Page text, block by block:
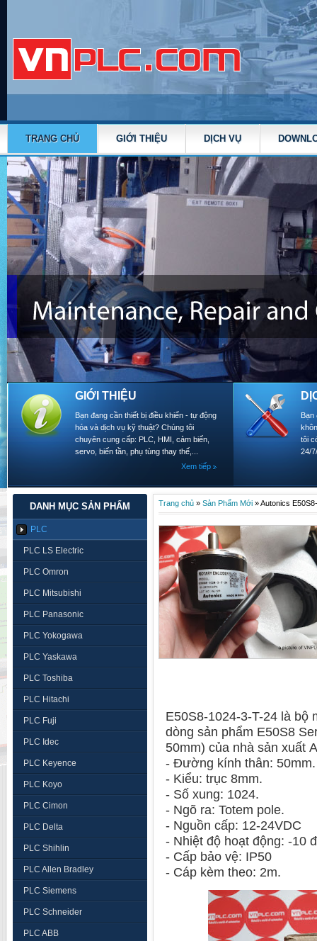
TRANG CHỦ GIỚI THIỆU DỊCH VỤ
GIỚI THIỆU
Bạn đang cần thiết bị điều khiển - tự động
hóa và dịch vụ kỹ thuật? Chúng tôi
chuyên cung cấp: PLC, HMI, cảm biến,
servo, biến tần, phụ tùng thay thế,...
Xem tiếp
Bạn
tôi
24/
DANH MỤC SẢN PHẨM
PLC
PLC LS Electric
PLC Omron
PLC Mitsubishi
PLC Panasonic
PLC Yokogawa
PLC Yaskawa
PLC Toshiba
PLC Hitachi
PLC Fuji
PLC Idec
PLC Keyence
PLC Koyo
PLC Cimon
PLC Delta
PLC Shihlin
PLC Allen Bradley
PLC Siemens
PLC Schneider
PLC ABB
Trang chủ » Sản Phẩm Mới »Autonics
E50S8-1024-3-T-24 là bộ
dòng sản phẩm E50S8
50mm) của nhà sản xuất
- Đường kính thân:
- Kiểu: trục 8mm.
- Số xung: 1024.
- Ngõ ra: Totem pole.
- Nguồn cấp: 12-24VDC
- Nhiệt độ hoạt động: -10
- Cấp bảo vệ: IP50
- Cáp kèm theo: 2m.